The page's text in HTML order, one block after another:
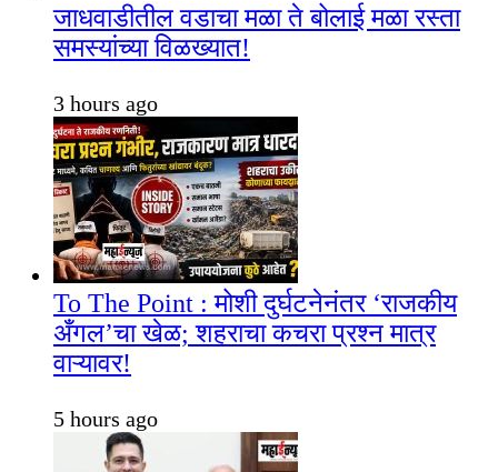
जाधवाडीतील वडाचा मळा ते बोलाई मळा रस्ता
समस्यांच्या विळख्यात!
3 hours ago
To The Point : मोशी दुर्घटनेनंतर ‘राजकीय
अँगल’चा खेळ; शहराचा कचरा प्रश्न मात्र
वाऱ्यावर!
5 hours ago